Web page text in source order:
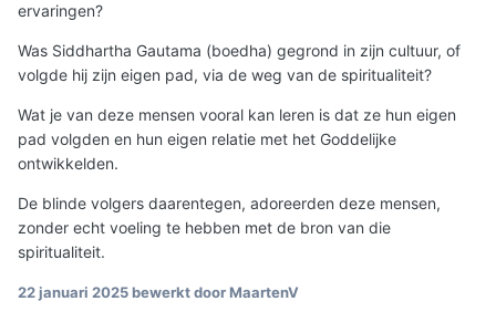
ervaringen?
Was Siddhartha Gautama (boedha) gegrond in zijn cultuur, of
volgde hij zijn eigen pad, via de weg van de spiritualiteit?
Wat je van deze mensen vooral kan leren is dat ze hun eigen
pad volgden en hun eigen relatie met het Goddelijke
ontwikkelden.
De blinde volgers daarentegen, adoreerden deze mensen,
zonder echt voeling te hebben met de bron van die
spiritualiteit.
22 januari 2025bewerkt door MaartenV